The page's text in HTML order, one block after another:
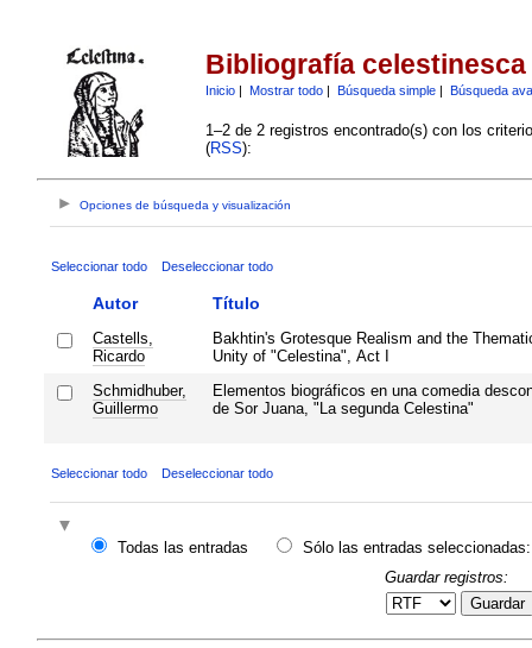
Bibliografía celestinesca
Inicio| Mostrar todo| Búsqueda simple| Búsqueda
1–2 de 2 registros encontrado(s) con los
(RSS):
Opciones de búsqueda y visualización
Seleccionar todo Deseleccionar todo
Autor Título
Castells,
Ricardo
Bakhtin's Grotesque Realism and the
Unity of "Celestina", Act I
Schmidhuber,
Guillermo
Elementos biográficos en una comedia
de Sor Juana, "La segunda Celestina"
Seleccionar todo Deseleccionar todo
Todas las entradas
Sólo las entradas seleccionadas:
Guardar registros:
Guardar